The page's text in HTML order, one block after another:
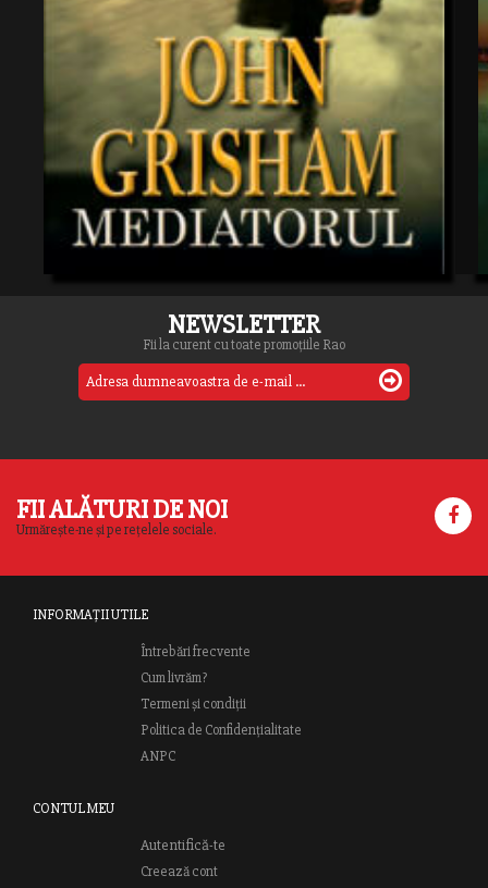
NEWSLETTER
Fii la curent cu toate promoțiile Rao
FII ALĂTURI DE NOI
Urmărește-ne și pe rețelele sociale.
INFORMAȚII UTILE
Întrebări frecvente
Cum livrăm?
Termeni și condiții
Politica de Confidențialitate
ANPC
CONTUL MEU
Autentifică-te
Creează cont